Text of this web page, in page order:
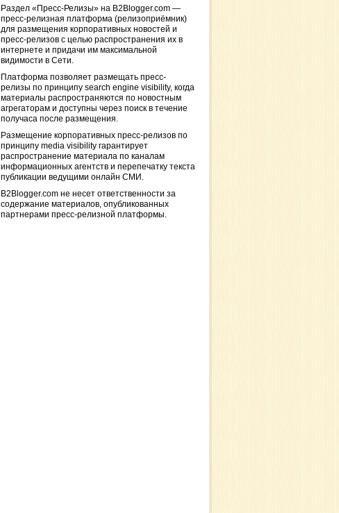
Раздел «Пресс-Релизы» на B2Blogger.com —
пресс-релизная платформа (релизоприёмник)
для размещения корпоративных новостей и
пресс-релизов с целью распространения их в
интернете и придачи им максимальной
видимости в Сети.
Платформа позволяет размещать пресс-
релизы по принципу search engine visibility, когда
материалы распространяются по новостным
агрегаторам и доступны через поиск в течение
получаса после размещения.
Размещение корпоративных пресс-релизов по
принципу media visibility гарантирует
распространение материала по каналам
информационных агентств и перепечатку текста
публикации ведущими онлайн СМИ.
B2Blogger.com не несет ответственности за
содержание материалов, опубликованных
партнерами пресс-релизной платформы.